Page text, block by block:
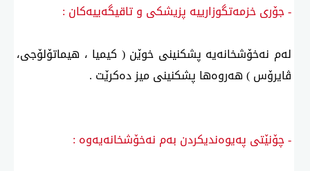
- جۆری خزمه‌تگوزارییە پزیشکی و تاقیگه‌ییەكان :
لەم نەخۆشخانەیە پشكنینی خوێن ( كیمیا ، هیماتۆلۆجی،
ڤایرۆس ) هەروەها پشكنینی میز دەكرێت .
- چۆنێتی پەیوەندیكردن بەم نەخۆشخانەیەوە :